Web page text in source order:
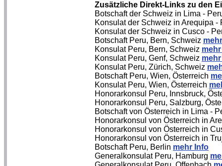
Zusätzliche Direkt-Links zu den
Botschaft der Schweiz in Lima -
Konsulat der Schweiz in Arequipa -
Konsulat der Schweiz in Cusco -
Botschaft Peru, Bern, Schweiz
Konsulat Peru, Bern, Schweiz
Konsulat Peru, Genf, Schweiz
Konsulat Peru, Zürich, Schweiz
Botschaft Peru, Wien, Österreich
Konsulat Peru, Wien, Österreich
Honorarkonsul Peru, Innsbruck,
Honorarkonsul Peru, Salzburg,
Botschaft von Österreich in Lima -
Honorarkonsul von Österreich in
Honorarkonsul von Österreich in
Honorarkonsul von Österreich in
Botschaft Peru, Berlin mehr Info
Generalkonsulat Peru, Hamburg